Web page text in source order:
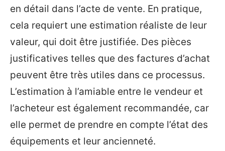
en détail dans l’acte de vente. En pratique,
cela requiert une estimation réaliste de leur
valeur, qui doit être justifiée. Des pièces
justificatives telles que des factures d’achat
peuvent être très utiles dans ce processus.
L’estimation à l’amiable entre le vendeur et
l’acheteur est également recommandée, car
elle permet de prendre en compte l’état des
équipements et leur ancienneté.